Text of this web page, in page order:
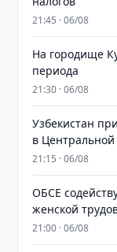
21:45 · 06/08
На городище
периода
21:30 · 06/08
Узбекистан
в
21:15 · 06/08
ОБСЕ
женской
21:00 · 06/08